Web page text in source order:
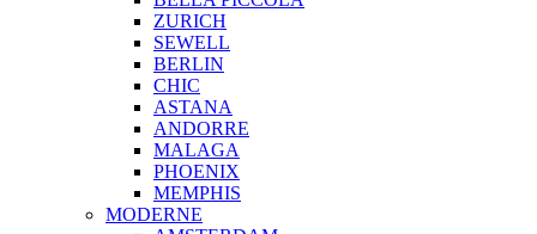
ZURICH
SEWELL
BERLIN
CHIC
ASTANA
ANDORRE
MALAGA
PHOENIX
MEMPHIS
MODERNE